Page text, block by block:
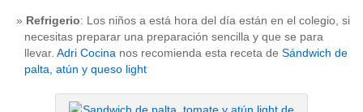
Refrigerio: Los niños a está hora del día están en el colegio, si
necesitas preparar una preparación sencilla y que se para
llevar. Adri Cocina nos recomienda esta receta de Sándwich de
palta, atún y queso light